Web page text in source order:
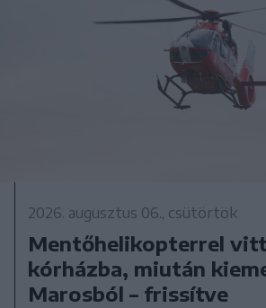
2026. augusztus 06., csütörtök
Mentőhelikopterrel
kórházba, miután
Marosból – frissítve